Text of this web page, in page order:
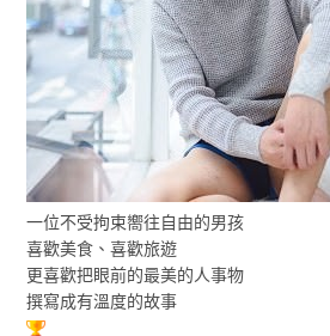
一位不受拘束嚮往自由的男孩
喜歡美食、喜歡旅遊
更喜歡把眼前的最美的人事物
撰寫成有溫度的故事